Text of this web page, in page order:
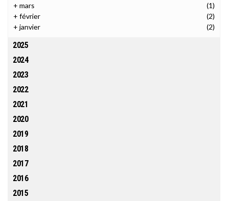
+ mars
(1)
+ février
(2)
+ janvier (2)
2025
2024
2023
2022
2021
2020
2019
2018
2017
2016
2015